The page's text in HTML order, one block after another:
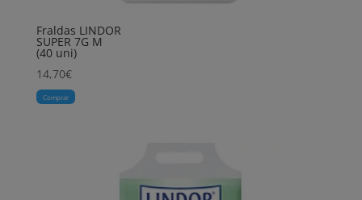
Fraldas LINDOR
SUPER 7G M
(40 uni)
14,70€
Comprar